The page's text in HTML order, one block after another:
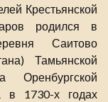
Крестьянской
родился в
Саитово
Тамьянской
Оренбургской
в 1730-х годах